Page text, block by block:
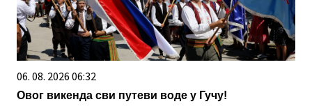
06. 08. 2026 06:32
Овог викенда сви путеви воде у Гучу!